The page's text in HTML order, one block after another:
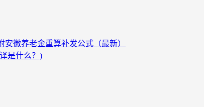
徽养老金重算补发公式（最新）
是什么？)